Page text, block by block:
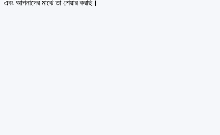
এবং আপনাদের মাঝে তা শেয়ার করছি।